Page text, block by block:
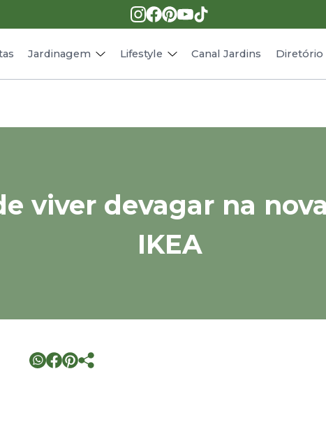
Jardinagem Lifestyle
Receitas
Canal Jardins Diretório
viver devagar na
IKEA